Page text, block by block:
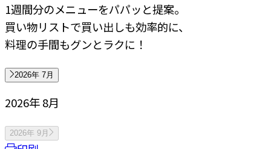
1週間分のメニューをパパッと提案。
買い物リストで買い出しも効率的に、
料理の手間もグンとラクに！
2026年 7月
2026年 8月
2026年 9月